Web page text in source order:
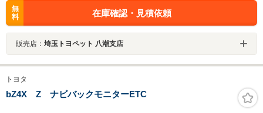
無
料
在庫確認・見積依頼
販売店： 埼玉トヨペット 八潮支店
トヨタ
bZ4X Z ナビバックモニターETC